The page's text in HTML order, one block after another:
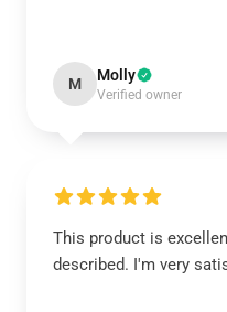
M Molly
Verified owner
This product is
described. I'm very